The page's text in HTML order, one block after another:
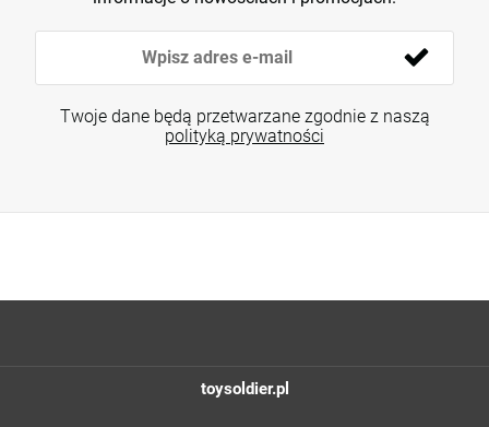
Twoje dane będą przetwarzane zgodnie z naszą
polityką prywatności
toysoldier.pl